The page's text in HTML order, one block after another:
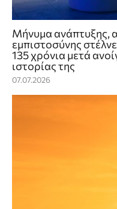
Μήνυμα ανάπτυξης,
εμπιστοσύνης
135 χρόνια μετά
ιστορίας της
07.07.2026